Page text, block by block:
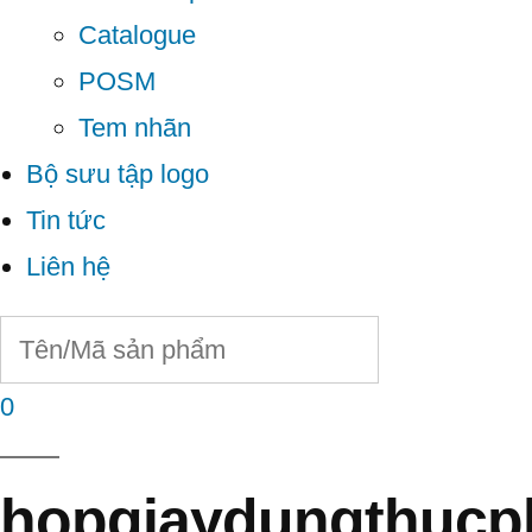
Catalogue
POSM
Tem nhãn
Bộ sưu tập logo
Tin tức
Liên hệ
0